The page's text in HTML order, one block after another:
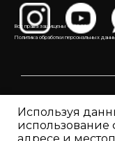
Все права защищены © 2021
Политика обработки персональных
Используя
использование